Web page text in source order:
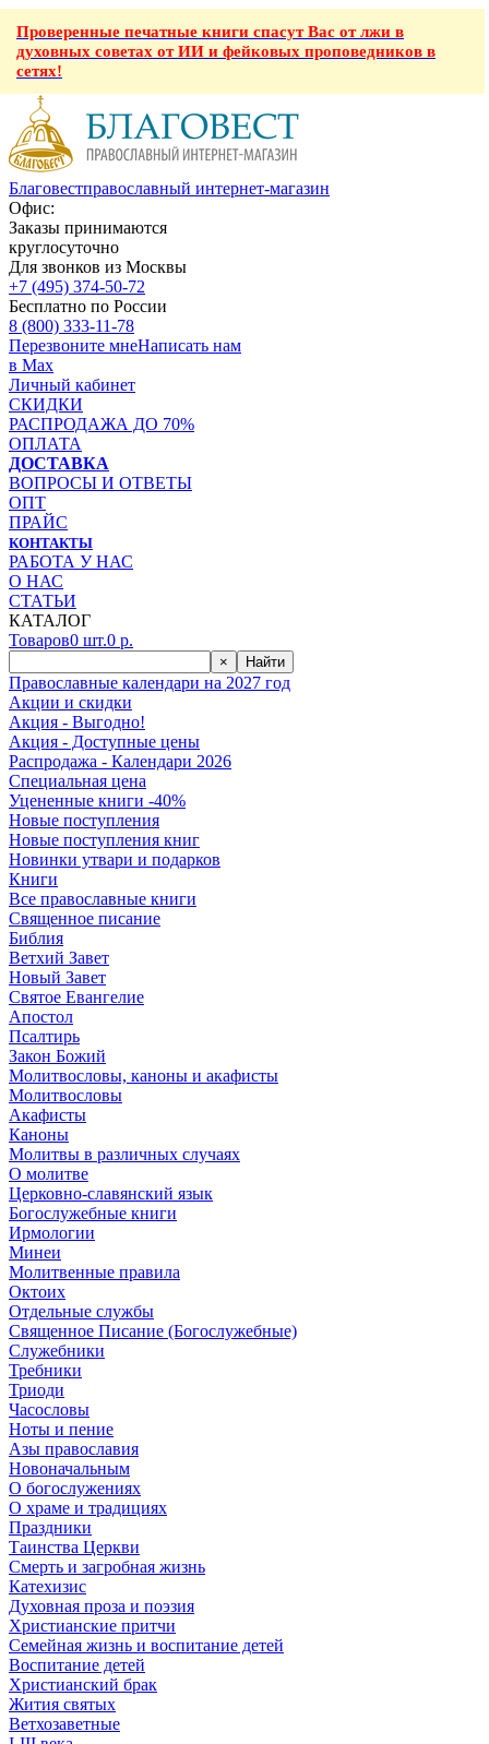
Проверенные печатные книги спасут Вас от лжи в
духовных советах от ИИ и фейковых проповедников в
сетях!
Благовестправославный интернет-магазин
Офис:
Заказы принимаются
круглосуточно
Для звонков из Москвы
+7 (495) 374-50-72
Бесплатно по России
8 (800) 333-11-78
Перезвоните мнеНаписать нам
в Max
Личный кабинет
СКИДКИ
РАСПРОДАЖА ДО 70%
ОПЛАТА
ДОСТАВКА
ВОПРОСЫ И ОТВЕТЫ
ОПТ
ПРАЙС
КОНТАКТЫ
РАБОТА У НАС
О НАС
СТАТЬИ
КАТАЛОГ
Товаров0 шт.0 р.
× Найти
Православные календари на 2027 год
Акции и скидки
Акция - Выгодно!
Акция - Доступные цены
Распродажа - Календари 2026
Специальная цена
Уцененные книги -40%
Новые поступления
Новые поступления книг
Новинки утвари и подарков
Книги
Все православные книги
Священное писание
Библия
Ветхий Завет
Новый Завет
Святое Евангелие
Апостол
Псалтирь
Закон Божий
Молитвословы, каноны и акафисты
Молитвословы
Акафисты
Каноны
Молитвы в различных случаях
О молитве
Церковно-славянский язык
Богослужебные книги
Ирмологии
Минеи
Молитвенные правила
Октоих
Отдельные службы
Священное Писание (Богослужебные)
Служебники
Требники
Триоди
Часословы
Ноты и пение
Азы православия
Новоначальным
О богослужениях
О храме и традициях
Праздники
Таинства Церкви
Смерть и загробная жизнь
Катехизис
Духовная проза и поэзия
Христианские притчи
Семейная жизнь и воспитание детей
Воспитание детей
Христианский брак
Жития святых
Ветхозаветные